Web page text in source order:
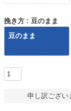
挽き方
豆のまま
豆のまま
申し訳ござい